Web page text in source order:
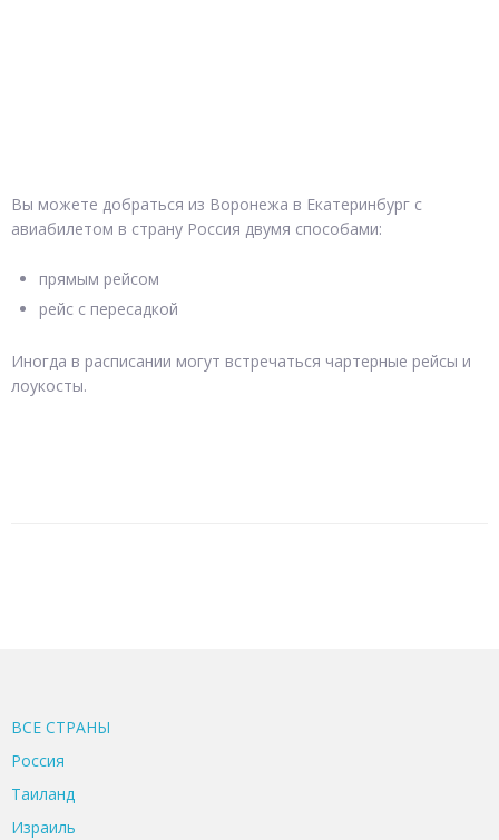
Вы можете добраться из Воронежа в Екатеринбург с
авиабилетом в страну Россия двумя способами:
прямым рейсом
рейс с пересадкой
Иногда в расписании могут встречаться чартерные рейсы и
лоукосты.
ВСЕ CТРАНЫ
Россия
Таиланд
Израиль